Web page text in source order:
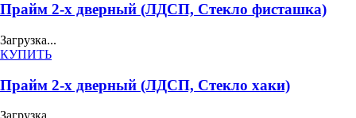
Прайм 2-х дверный (ЛДСП, Стекло фисташка)
Загрузка...
КУПИТЬ
Прайм 2-х дверный (ЛДСП, Стекло хаки)